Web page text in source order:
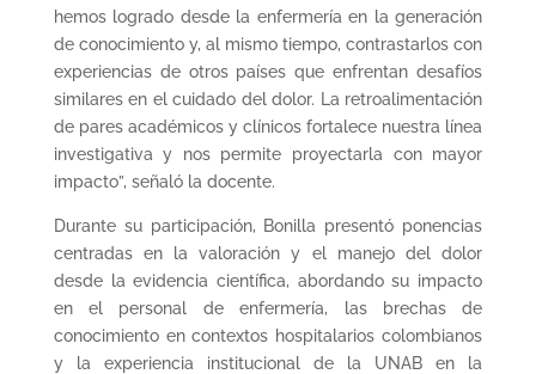
hemos logrado desde la enfermería en la generación
de conocimiento y, al mismo tiempo, contrastarlos con
experiencias de otros países que enfrentan desafíos
similares en el cuidado del dolor. La retroalimentación
de pares académicos y clínicos fortalece nuestra línea
investigativa y nos permite proyectarla con mayor
impacto”, señaló la docente.
Durante su participación, Bonilla presentó ponencias
centradas en la valoración y el manejo del dolor
desde la evidencia científica, abordando su impacto
en el personal de enfermería, las brechas de
conocimiento en contextos hospitalarios colombianos
y la experiencia institucional de la UNAB en la